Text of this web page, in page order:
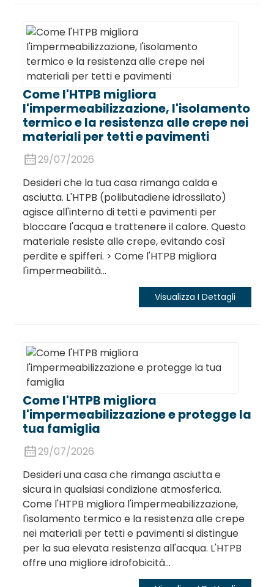
Come l'HTPB migliora
l'impermeabilizzazione, l'isolamento
termico e la resistenza alle crepe nei
materiali per tetti e pavimenti
29/07/2026
Desideri che la tua casa rimanga calda e
asciutta. L'HTPB (polibutadiene idrossilato)
agisce all'interno di tetti e pavimenti per
bloccare l'acqua e trattenere il calore. Questo
materiale resiste alle crepe, evitando così
perdite e spifferi. > Come l'HTPB migliora
l'impermeabilità...
Visualizza I Dettagli
Come l'HTPB migliora
l'impermeabilizzazione e protegge la
tua famiglia
29/07/2026
Desideri una casa che rimanga asciutta e
sicura in qualsiasi condizione atmosferica.
Come l'HTPB migliora l'impermeabilizzazione,
l'isolamento termico e la resistenza alle crepe
nei materiali per tetti e pavimenti si distingue
per la sua elevata resistenza all'acqua. L'HTPB
offre una migliore idrofobicità...